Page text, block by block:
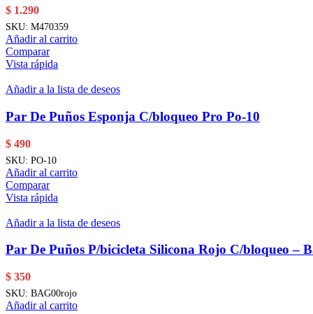
$ 1.290
SKU: M470359
Añadir al carrito
Comparar
Vista rápida
Añadir a la lista de deseos
Par De Puños Esponja C/bloqueo Pro Po-10
$ 490
SKU: PO-10
Añadir al carrito
Comparar
Vista rápida
Añadir a la lista de deseos
Par De Puños P/bicicleta Silicona Rojo C/bloqueo –
$ 350
SKU: BAG00rojo
Añadir al carrito